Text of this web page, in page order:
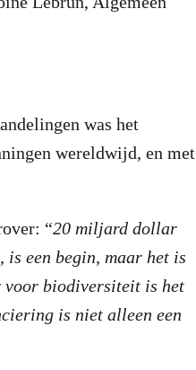
was het
wereldwijd, en met
“20 miljard dollar
een begin, maar het is
voor biodiversiteit is het
is niet alleen een